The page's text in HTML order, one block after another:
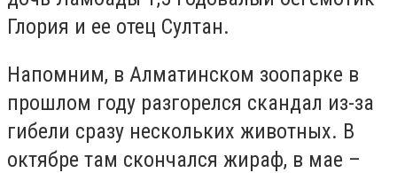
Глория и ее отец Султан.
Напомним, в Алматинском зоопарке в
прошлом году разгорелся скандал из-за
гибели сразу нескольких животных. В
октябре там скончался жираф, в мае –